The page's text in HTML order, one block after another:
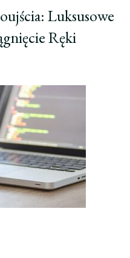
Luksusowe
Ręki